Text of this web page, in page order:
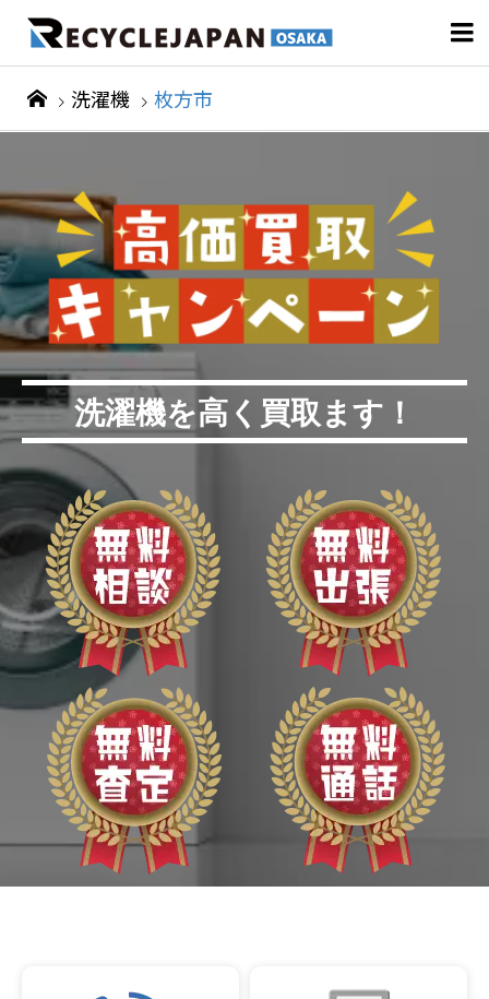

洗濯機 枚方市
洗濯機を高く買取ます！